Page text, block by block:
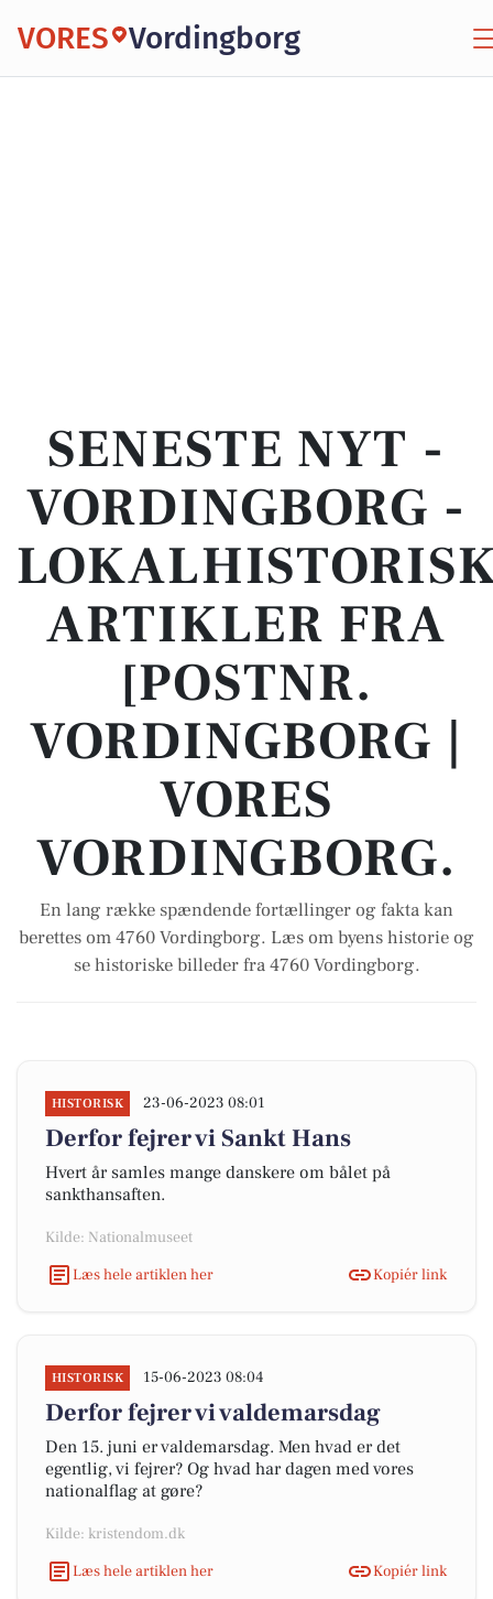
VORES Vordingborg
SENESTE NYT -
VORDINGBORG -
ARTIKLER FRA
[POSTNR.
VORDINGBORG |
VORES
VORDINGBORG.
En lang række spændende fortællinger og fakta kan
berettes om 4760 Vordingborg. Læs om byens historie og
se historiske billeder fra 4760 Vordingborg.
HISTORISK 23-06-2023 08:01
Derfor fejrer vi Sankt Hans
Hvert år samles mange danskere om bålet på
sankthansaften.
Kilde: Nationalmuseet
Læs hele artiklen her
Kopiér link
HISTORISK 15-06-2023 08:04
Derfor fejrer vi valdemarsdag
Den 15. juni er valdemarsdag. Men hvad er det
egentlig, vi fejrer? Og hvad har dagen med vores
nationalflag at gøre?
Kilde: kristendom.dk
Læs hele artiklen her
Kopiér link